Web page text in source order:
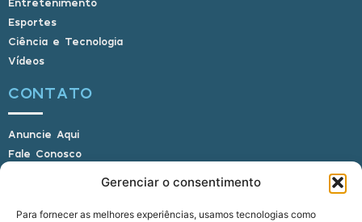
Gerenciar o consentimento
Para fornecer as melhores experiências, usamos tecnologias como
Esportes
Ciência e Tecnologia
Vídeos
CONTATO
Anuncie Aqui
Fale Conosco